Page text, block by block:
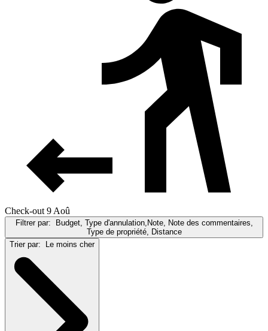
Check-out 9 Aoû
Filtrer par: Budget, Type d'annulation,Note, Note des commentaires,
Type de propriété, Distance
Trier par: Le moins cher